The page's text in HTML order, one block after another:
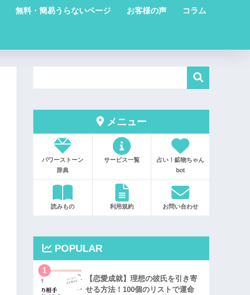
無料・簡易うらないページ お客様の声 コラム
メニュー
パワーストーン
辞典
サービス一覧
占い！鉱物ちゃん
bot
読みもの 利用規約 お問い合わせ
POPULAR
1
【恋愛成就】理想の彼氏を引き寄
せる方法！100個のリストで運命